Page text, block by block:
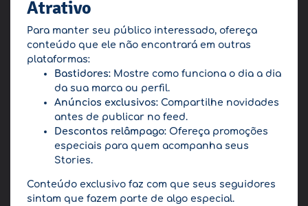
Atrativo
Para manter seu público interessado, ofereça
conteúdo que ele não encontrará em outras
plataformas:
Bastidores: Mostre como funciona o dia a dia
da sua marca ou perfil.
Anúncios exclusivos: Compartilhe novidades
antes de publicar no feed.
Descontos relâmpago: Ofereça promoções
especiais para quem acompanha seus
Stories.
Conteúdo exclusivo faz com que seus seguidores
sintam que fazem parte de algo especial.